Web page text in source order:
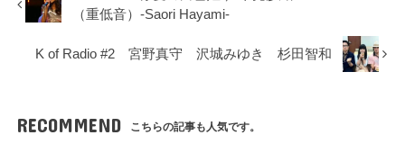
（重低音）-Saori Hayami-
K of Radio #2 宮野真守 沢城みゆき 杉田智和
RECOMMEND こちらの記事も人気です。